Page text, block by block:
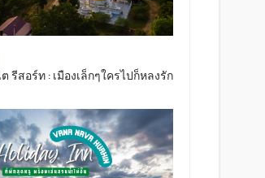
รีสอร์ท : เมืองเล็กๆใครไปก็หลงรัก